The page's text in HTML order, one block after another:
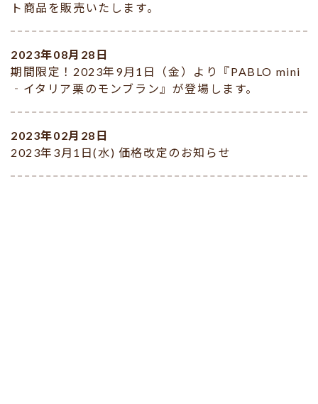
ト商品を販売いたします。
2023年08月28日
期間限定！2023年9月1日（金）より『PABLO mini
‐イタリア栗のモンブラン』が登場します。
2023年02月28日
2023年3月1日(水) 価格改定のお知らせ